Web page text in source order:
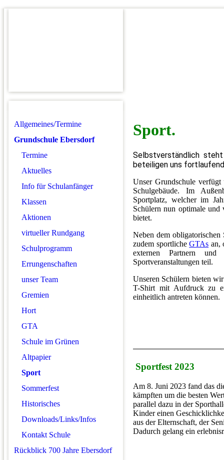
Allgemeines/Termine
Grundschule Ebersdorf
Termine
Aktuelles
Info für Schulanfänger
Klassen
Aktionen
virtueller Rundgang
Schulprogramm
Errungenschaften
unser Team
Gremien
Hort
GTA
Schule im Grünen
Altpapier
Sport
Sommerfest
Historisches
Downloads/Links/Infos
Kontakt Schule
Rückblick 700 Jahre Ebersdorf
Sport.
Selbstverständlich
beteiligen uns
Unser Grundschule
Schulgebäude. Im
Sportplatz, welcher im
Schülern nun optimale
bietet.
Neben dem obligatorischen
zudem sportlicheGTAs an,
externen Partnern
Sportveranstaltungen teil.
Unseren Schülern bieten
T-Shirt mit Aufdruck zu
einheitlich antreten können.
Sportfest 2023
Am 8. Juni 2023 fand das
kämpften um die besten
parallel dazu in der
Kinder einen
aus der Elternschaft, der
Dadurch gelang ein